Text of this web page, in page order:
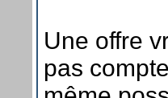
Une offre
pas